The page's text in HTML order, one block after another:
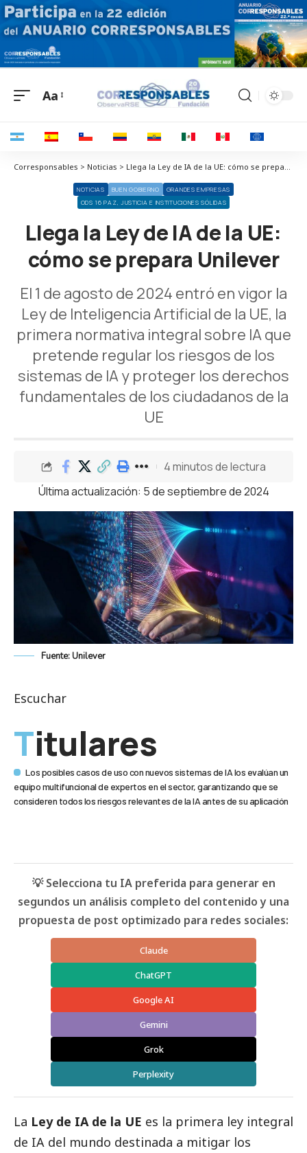
Aa
Corresponsables > Noticias > Llega la Ley de IA de la UE: cómo se prepara Unilever
NOTICIAS BUEN GOBIERNO
GRANDES EMPRESAS
ODS 16 PAZ, JUSTICIA E INSTITUCIONES SÓLIDAS
Llega la Ley de IA de la UE:
cómo se prepara Unilever
El 1 de agosto de 2024 entró en vigor la
Ley de Inteligencia Artificial de la UE, la
primera normativa integral sobre IA que
pretende regular los riesgos de los
sistemas de IA y proteger los derechos
fundamentales de los ciudadanos de la
UE
Última actualización: 5 de septiembre de 2024
4 minutos de lectura
Fuente: Unilever
Escuchar
Titulares
Los posibles casos de uso con nuevos sistemas de IA los evalúan un
equipo multifuncional de expertos en el sector, garantizando que se
consideren todos los riesgos relevantes de la IA antes de su aplicación
💡 Selecciona tu IA preferida para generar en
segundos un análisis completo del contenido y una
propuesta de post optimizado para redes sociales:
Claude
ChatGPT
Google AI
Gemini
Grok
Perplexity
La Ley de IA de la UE es la primera ley integral
de IA del mundo destinada a mitigar los